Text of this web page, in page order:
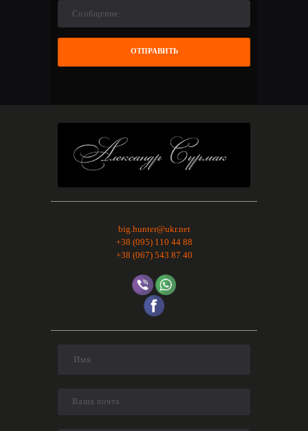
big.hunter@ukr.net
+38 (095) 110 44 88
+38 (067) 543 87 40